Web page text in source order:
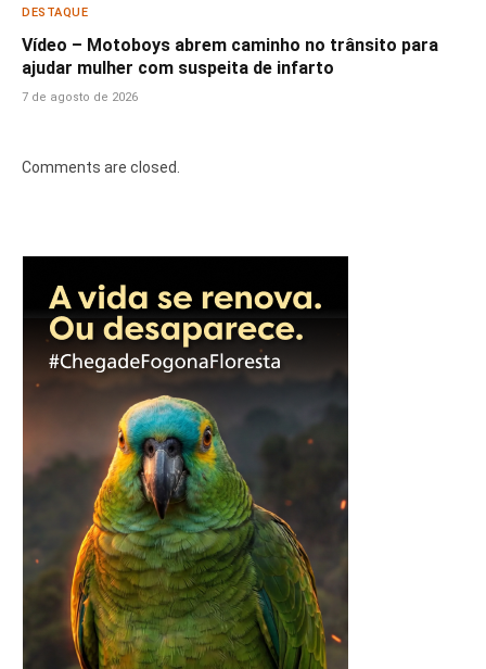
DESTAQUE
Vídeo – Motoboys abrem caminho no trânsito para
ajudar mulher com suspeita de infarto
7 de agosto de 2026
Comments are closed.